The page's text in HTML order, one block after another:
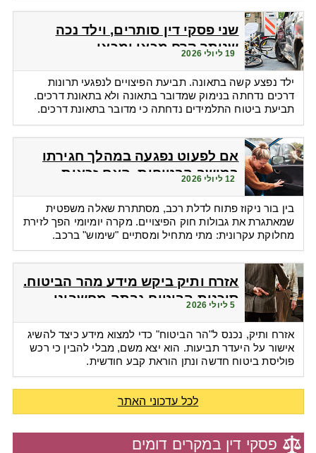
שני פסקי דין סותרים, וילד נכה
שנותר קרח מכאן ומכאן
19 ליולי 2026
ילד נפצע קשה בתאונה. תביעת הפיצויים לנפגעי תרונות
דרכים נדחתה בנימוק שמדובר בתאונה ולא בתאונת דרכים.
תביעת ביטוח התלמידים נדחתה כי מדובר בתאונת דרכים.
אם לפעוט נפגעה במהלך חגירתו
במושב הבטיחות. האם זכאית
12 ליולי 2026
בין בור ניקוז פתוח לדלת רכב, מסתתרת שאלה משפטית
שמאתגרת את גבולות חוק הפיצויים. מקרה יומיומי הפך לזירת
מחלוקת עקרונית: מתי מתחיל ומסתיים "שימוש" ברכב.
אזרח ותיק ביקש מידע מהר הביטוח.
סוכנות הביטוח גבתה מחשבונו
5 ליולי 2026
אזרח ותיק, נכנס ל"הר הביטוח" כדי למצוא מידע כיצד להשיג
אישור על היעדר תביעות. הוא יצא משם, מבלי להבין כי רכש
פוליסת ביטוח חדשה ונתן הוראת קבע חודשית.
לכל עדכוני האתר
פסקי דין במקרים דומים